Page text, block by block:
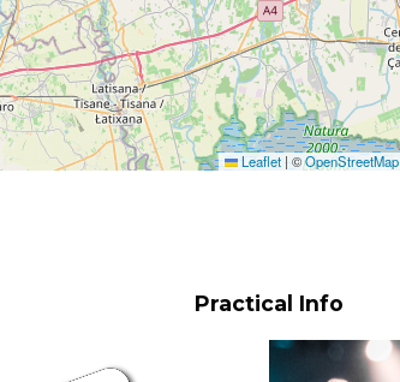
Leaflet | ©OpenStreetMap
Practical Info